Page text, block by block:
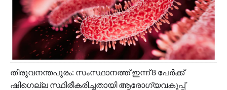
തിരുവനന്തപുരം: സംസ്ഥാനത്ത് ഇന്ന് 8 പേർക്ക്
ഷിഗെല്ല സ്ഥിരീകരിച്ചതായി ആരോ​ഗ്യവകുപ്പ്